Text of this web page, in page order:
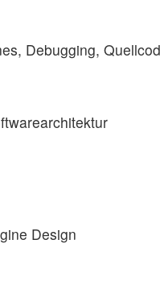
Debugging,
Design